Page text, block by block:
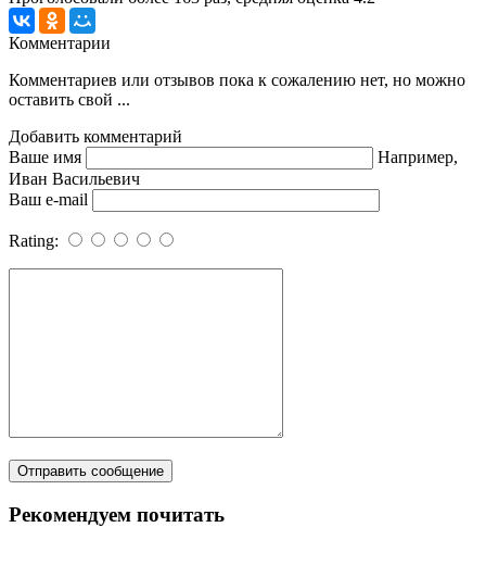
Комментарии
Комментариев или отзывов пока к сожалению нет, но можно
оставить свой ...
Добавить комментарий
Ваше имя
Например,
Иван Васильевич
Ваш e-mail
Rating:
Рекомендуем почитать